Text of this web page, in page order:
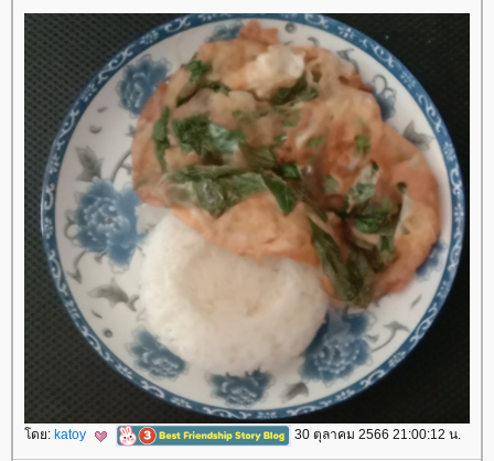
ดย: katoy 30 ตุลาคม 2566 21:00:12 น.